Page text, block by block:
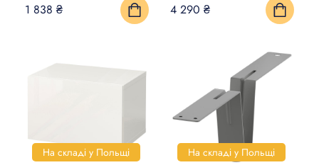
1 838 ₴
4 290 ₴
На складі у Польщі На складі у Польщі